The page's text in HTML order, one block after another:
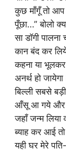
कुछ माँगूँ तो आप
पूँछा…” बोलो
सा डॉगी
कान बंद कर
कहना या भूलकर
अनर्थ हो
बिल्ली सबसे
आँसू आ गये और
जहाँ जन्म लिया
ब्याह कर आई
यही घर मेरे